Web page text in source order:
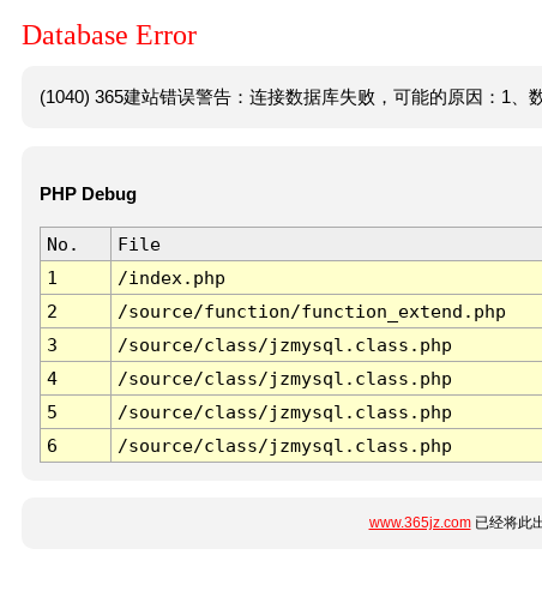
Database Error
(1040) 365建站错误警告：连接数据库失败，可能的原因：1、
PHP Debug
No. File
1
/index.php
2
/source/function/function_extend.php
3
/source/class/jzmysql.class.php
4
/source/class/jzmysql.class.php
5
/source/class/jzmysql.class.php
6
/source/class/jzmysql.class.php
www.365jz.com已经将此